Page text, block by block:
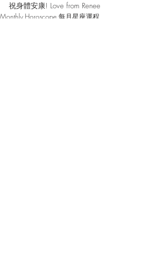
祝身體安康! Love from Renee
Monthly Horoscope 每月星座運程